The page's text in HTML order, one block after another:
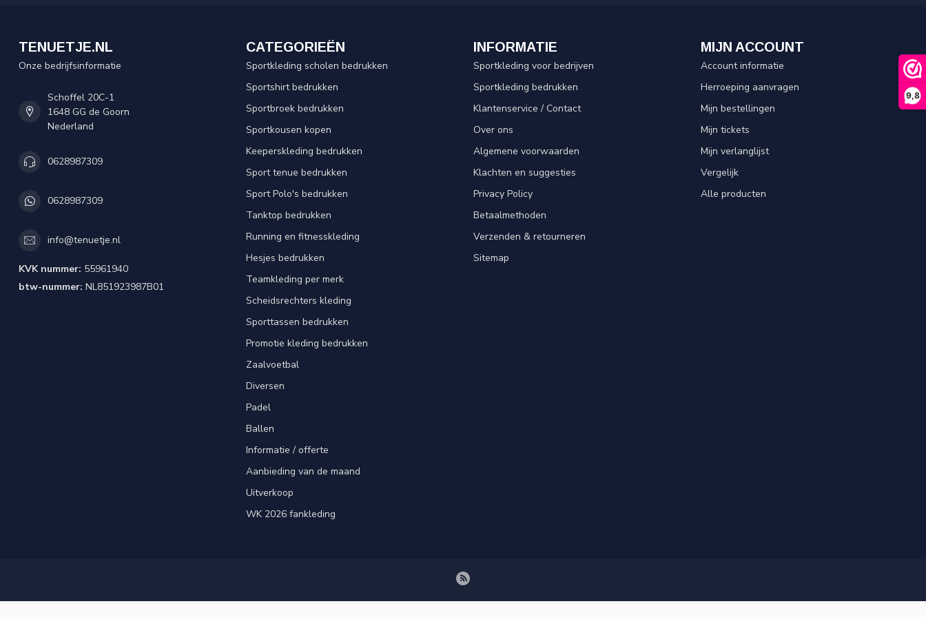
9,8
TENUETJE.NL
Onze bedrijfsinformatie
Schoffel 20C-1
1648 GG de Goorn
Nederland
0628987309
0628987309
info@tenuetje.nl
KVK nummer: 55961940
btw-nummer: NL851923987B01
CATEGORIEËN
Sportkleding scholen bedrukken
Sportshirt bedrukken
Sportbroek bedrukken
Sportkousen kopen
Keeperskleding bedrukken
Sport tenue bedrukken
Sport Polo's bedrukken
Tanktop bedrukken
Running en fitnesskleding
Hesjes bedrukken
Teamkleding per merk
Scheidsrechters kleding
Sporttassen bedrukken
Promotie kleding bedrukken
Zaalvoetbal
Diversen
Padel
Ballen
Informatie / offerte
Aanbieding van de maand
Uitverkoop
WK 2026 fankleding
INFORMATIE
Sportkleding voor bedrijven
Sportkleding bedrukken
Klantenservice / Contact
Over ons
Algemene voorwaarden
Klachten en suggesties
Privacy Policy
Betaalmethoden
Verzenden & retourneren
Sitemap
MIJN ACCOUNT
Account informatie
Herroeping aanvragen
Mijn bestellingen
Mijn tickets
Mijn verlanglijst
Vergelijk
Alle producten